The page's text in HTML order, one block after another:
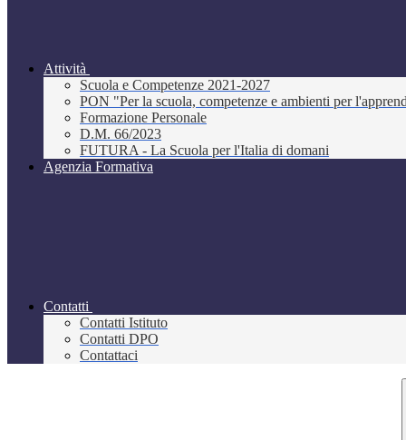
Attività
Scuola e Competenze 2021-2027
PON "Per la scuola, competenze e ambienti per
Formazione Personale
D.M. 66/2023
FUTURA - La Scuola per l'Italia di domani
Agenzia Formativa
Contatti
Contatti Istituto
Contatti DPO
Contattaci